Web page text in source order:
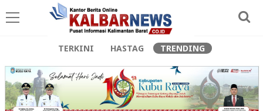
TERKINI HASTAG TRENDING